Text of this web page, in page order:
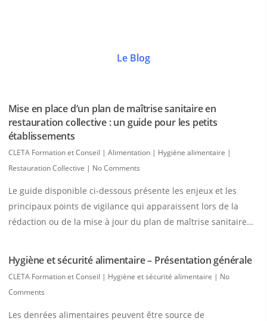
Le Blog
Mise en place d’un plan de maîtrise sanitaire en
restauration collective : un guide pour les petits
établissements
CLETA Formation et Conseil | Alimentation | Hygiène alimentaire |
Restauration Collective | No Comments
Le guide disponible ci-dessous présente les enjeux et les
principaux points de vigilance qui apparaissent lors de la
rédaction ou de la mise à jour du plan de maîtrise sanitaire…
Hygiène et sécurité alimentaire – Présentation générale
CLETA Formation et Conseil | Hygiène et sécurité alimentaire | No
Comments
Les denrées alimentaires peuvent être source de